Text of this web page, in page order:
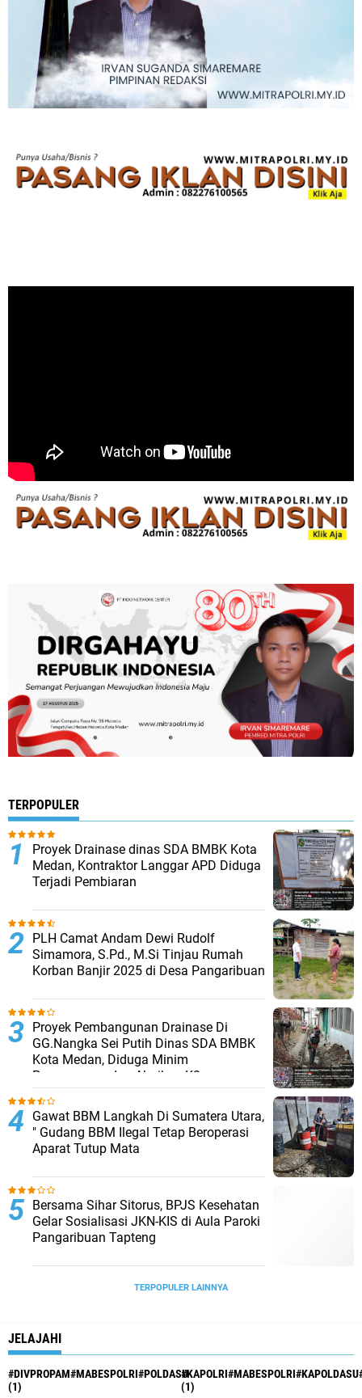
TERPOPULER
Proyek Drainase dinas SDA BMBK Kota
Medan, Kontraktor Langgar APD Diduga
Terjadi Pembiaran
PLH Camat Andam Dewi Rudolf
Simamora, S.Pd., M.Si Tinjau Rumah
Korban Banjir 2025 di Desa Pangaribuan
Proyek Pembangunan Drainase Di
GG.Nangka Sei Putih Dinas SDA BMBK
Kota Medan, Diduga Minim
Pengawasan dan Abaikan K3
Gawat BBM Langkah Di Sumatera Utara,
" Gudang BBM Ilegal Tetap Beroperasi
Aparat Tutup Mata
Bersama Sihar Sitorus, BPJS Kesehatan
Gelar Sosialisasi JKN-KIS di Aula Paroki
Pangaribuan Tapteng
TERPOPULER LAINNYA
JELAJAHI
#DIVPROPAM#MABESPOLRI#POLDASU
(1)
(1)